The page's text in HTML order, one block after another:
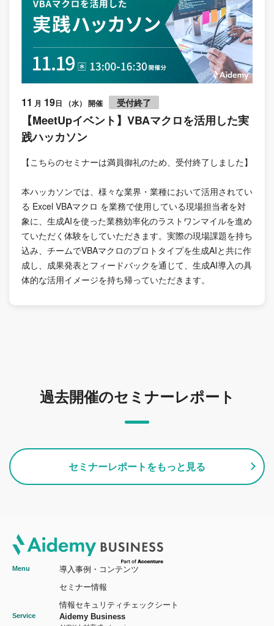
11 月 19日 （水） 開催 受付終了
【MeetUpイベント】VBAマクロを活用した実
践ハッカソン
【こちらのセミナーは満員御礼のため、受付終了しました】
本ハッカソンでは、様々な業界・業種において活用されてい
る Excel VBAマクロ を業務で使用している現場担当者を対
象に、生成AIを使った業務効率化のラストワンマイルを進め
ていただく体験をしていただきます。実際の現場課題を持ち
込み、チームでVBAマクロのプロトタイプを生成AIと共に作
成し、成果発表とフィードバックを通じて、生成AI導入の具
体的な活用イメージを持ち帰っていただきます。
過去開催のセミナーレポート
セミナーレポートをもっと見る
Menu
導入事例・コンテンツ
セミナー情報
情報セキュリティチェックシート
Service Aidemy Business